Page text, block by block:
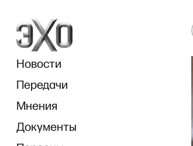
Новости
Передачи
Мнения
Документы